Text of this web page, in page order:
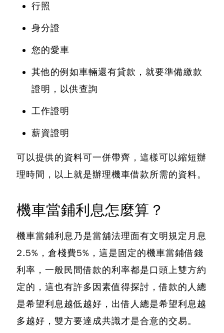
行照
身分證
您的愛車
其他的例如車輛還有貸款，就要準備繳款
證明，以供查詢
工作證明
薪資證明
可以提供的資料可一併帶齊，這樣可以縮短辦
理時間，以上就是辦理機車借款所需的資料。
機車當鋪利息怎麼算？
機車當鋪利息乃是當舖法理面有文明規定月息
2.5%，倉棧費5%，這是固定的機車當鋪借錢
利率 ，一般民間借款的利率都是口頭上雙方約
定的，這也有許多因素值得探討，借款的人總
是希望利息越低越好，出借人總是希望利息越
多越好，雙方要達成共識才是合意的交易。